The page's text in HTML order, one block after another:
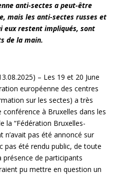
anti-sectes a peut-être
mais les anti-sectes russes et
eux restent impliqués, sont
de la main.
– Les 19 et 20 June
européenne des centres
sur les sectes) a très
à Bruxelles dans les
la “Fédération Bruxelles-
n’avait pas été annoncé sur
pas été rendu public, de toute
de participants
pu mettre en question un